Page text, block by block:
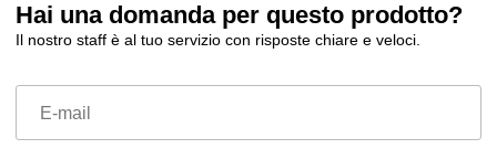
Hai una domanda per questo prodotto?
Il nostro staff è al tuo servizio con risposte chiare e veloci.
E-mail